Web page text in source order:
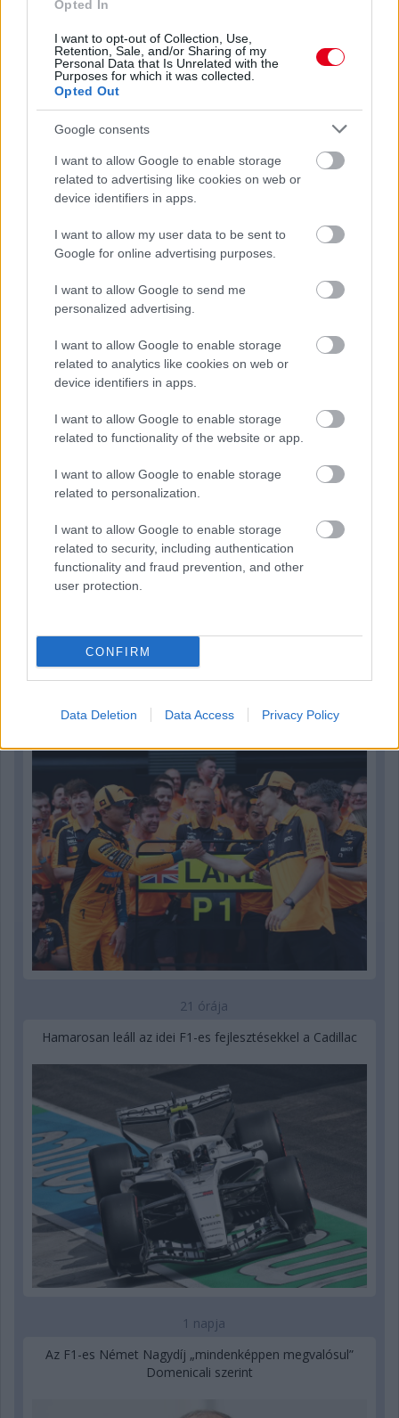
Opted In
I want to opt-out of Collection, Use,
Retention, Sale, and/or Sharing of my
Personal Data that Is Unrelated with the
Purposes for which it was collected.
Opted Out
Google consents
I want to allow Google to enable storage
related to advertising like cookies on web or
device identifiers in apps.
I want to allow my user data to be sent to
Google for online advertising purposes.
I want to allow Google to send me
personalized advertising.
I want to allow Google to enable storage
related to analytics like cookies on web or
device identifiers in apps.
I want to allow Google to enable storage
related to functionality of the website or app.
I want to allow Google to enable storage
related to personalization.
I want to allow Google to enable storage
related to security, including authentication
functionality and fraud prevention, and other
user protection.
CONFIRM
Data Deletion Data Access Privacy Policy
17 órája
Domenicali: Több sprint lesz az F1-ben – de nem
mindenhol
19 órája
tavalyi év után” – Stella
21 órája
Hamarosan leáll az idei F1-es fejlesztésekkel a Cadillac
1 napja
Az F1-es Német Nagydíj „mindenképpen megvalósul”
Domenicali szerint